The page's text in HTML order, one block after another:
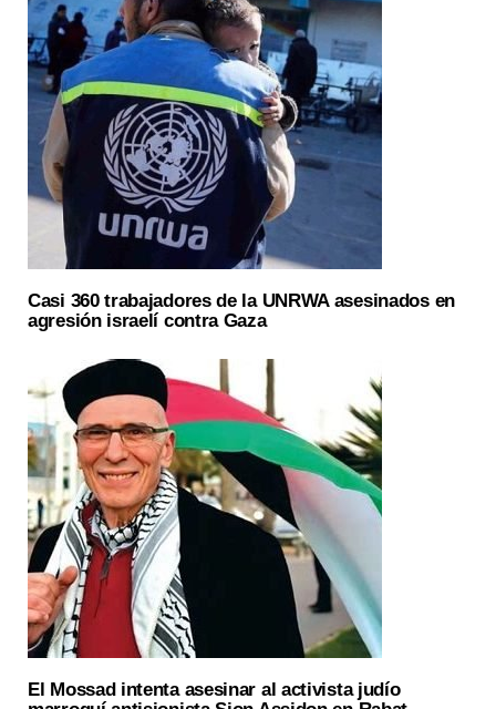
Casi 360 trabajadores de la UNRWA asesinados en
agresión israelí contra Gaza
El Mossad intenta asesinar al activista judío